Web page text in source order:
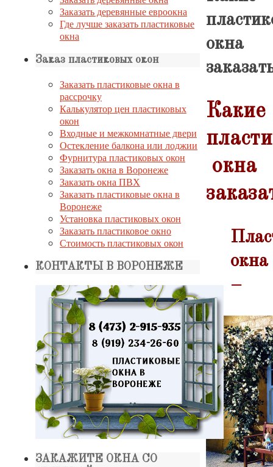
окна
Какие
окна
окна
–
Заказать деревянные евроокна
Где лучше заказать пластиковые
окна
Заказ пластиковых окон
Заказать пластиковые окна в
рассрочку
Калькулятор цен пластиковых
окон
Входные и межкомнатные двери
Остекление балкона или лоджии
Фурнитура пластиковых окон
Заказать окна в Воронеже
Заказать окна ПВХ
Заказать пластиковые окна в
Воронеже
Установка пластиковых окон
Заказать пластиковое окно
Стоимость пластиковых окон
КОНТАКТЫ В ВОРОНЕЖЕ
ЗАКАЖИТЕ ОКНА СО